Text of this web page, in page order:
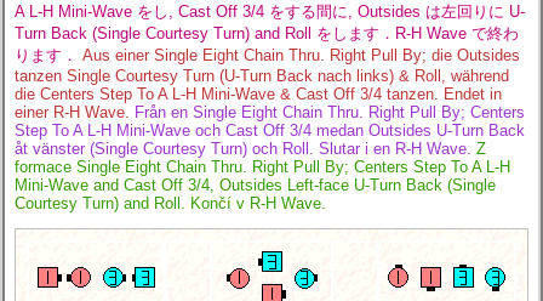
A L-H Mini-Wave をし, Cast Off 3/4 をする間に, Outsides は左回りに U-
Turn Back (Single Courtesy Turn) and Roll をします．R-H Wave で終わ
ります． Aus einer Single Eight Chain Thru. Right Pull By; die Outsides
tanzen Single Courtesy Turn (U-Turn Back nach links) & Roll, während
die Centers Step To A L-H Mini-Wave & Cast Off 3/4 tanzen. Endet in
einer R-H Wave.
Från en Single Eight Chain Thru. Right Pull By; Centers
Step To A L-H Mini-Wave och Cast Off 3/4 medan Outsides U-Turn Back
åt vänster (Single Courtesy Turn) och Roll. Slutar i en R-H Wave. Z
formace Single Eight Chain Thru. Right Pull By; Centers Step To A L-H
Mini-Wave and Cast Off 3/4, Outsides Left-face U-Turn Back (Single
Courtesy Turn) and Roll. Končí v R-H Wave.